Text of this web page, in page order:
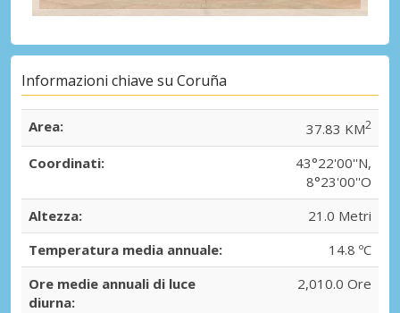
Informazioni chiave su Coruña
Area: 37.83 KM2
Coordinati:
43°22'00''N,
8°23'00''O
Altezza:
21.0 Metri
Temperatura media annuale:
14.8 ºC
Ore medie annuali di luce
diurna:
2,010.0 Ore